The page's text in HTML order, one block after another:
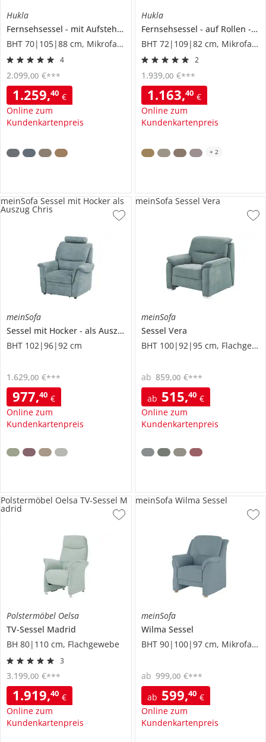
Hukla
Fernsehsessel
mit Aufstehhilfe
Dean
BHT 70|105|88 cm, Mikrofaser
4
1.259,40 €
Online zum
Kundenkartenpreis
2.099,00 €***
Hukla
Fernsehsessel
auf Rollen
BHT 72|109|82 cm, Mikrofaser
2
1.163,40 €
Online zum
Kundenkartenpreis
1.939,00 €***
+ 2
meinSofa
Sessel mit Hocker
als Auszug
Chris
BHT 102|96|92 cm
977,40 €
Online zum
Kundenkartenpreis
1.629,00 €***
meinSofa Sessel mit Hocker als
Auszug Chris
meinSofa
Sessel Vera
BHT 100|92|95 cm, Flachgewebe
ab 515,40 €
Online zum
Kundenkartenpreis
ab 859,00 €***
meinSofa Sessel Vera
Polstermöbel Oelsa
TV-Sessel Madrid
BH 80|110 cm, Flachgewebe
3
1.919,40 €
Online zum
Kundenkartenpreis
3.199,00 €***
Polstermöbel Oelsa TV-Sessel M
adrid
meinSofa
Wilma Sessel
BHT 90|100|97 cm, Mikrofaser
ab 599,40 €
Online zum
Kundenkartenpreis
ab 999,00 €***
meinSofa Wilma Sessel